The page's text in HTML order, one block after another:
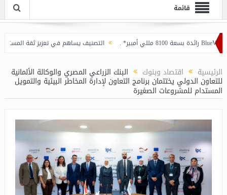
قائمة
التصنيف يساهم في تعزيز ثقة المستثمرين وخلق
الرئيسية اقتصاد وبنوك البنك الزراعي المصري والوكالة الألمانية
للتعاون الدولي يختتمان برنامج التعاون لإدارة المخاطر البيئية والتمويل
المستدام للمشروعات الصغيرة